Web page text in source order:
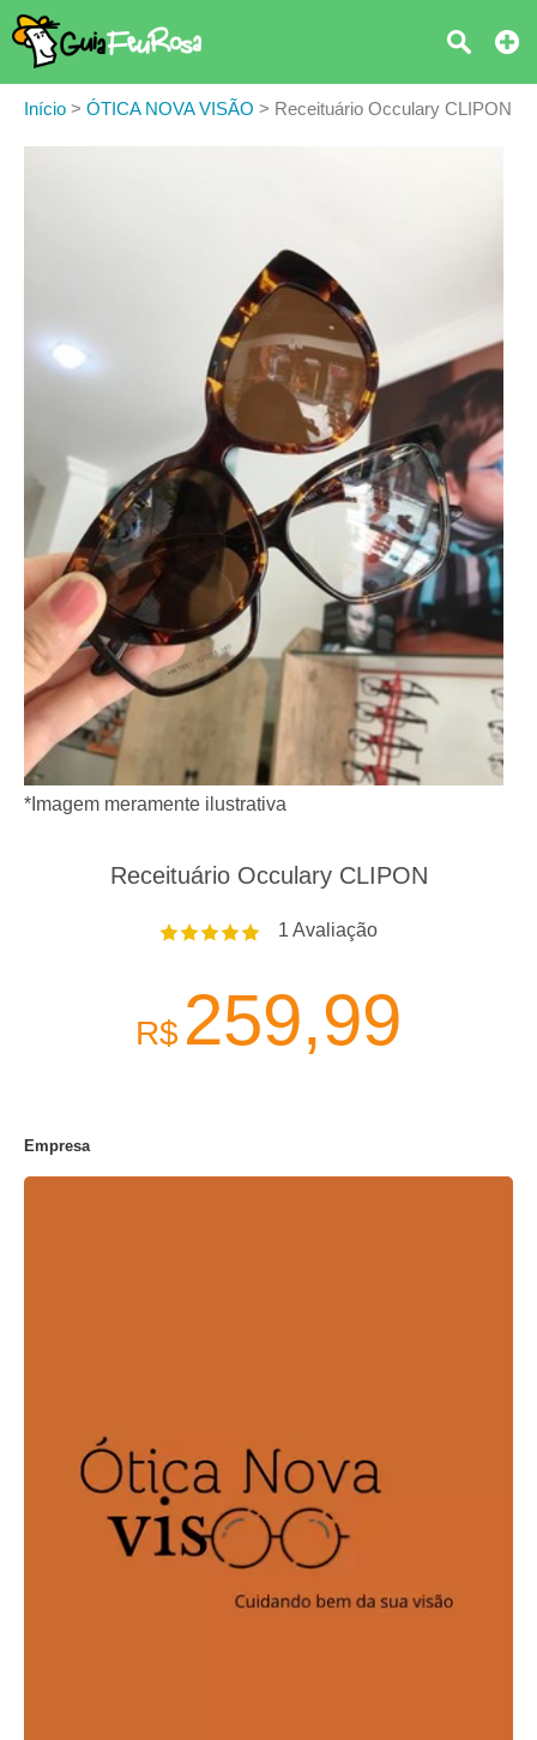
Início > ÓTICA NOVA VISÃO > Receituário Occulary CLIPON
*Imagem meramente ilustrativa
Receituário Occulary CLIPON
1 Avaliação
R$ 259,99
Empresa